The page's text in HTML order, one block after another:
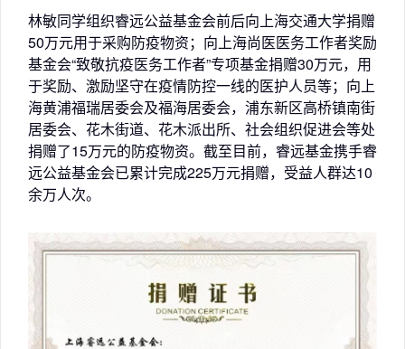
林敏同学组织睿远公益基金会前后向上海交通大学捐赠
50万元用于采购防疫物资；向上海尚医医务工作者奖励
基金会“致敬抗疫医务工作者”专项基金捐赠30万元，用
于奖励、激励坚守在疫情防控一线的医护人员等；向上
海黄浦福瑞居委会及福海居委会，浦东新区高桥镇南街
居委会、花木街道、花木派出所、社会组织促进会等处
捐赠了15万元的防疫物资。截至目前，睿远基金携手睿
远公益基金会已累计完成225万元捐赠，受益人群达10
余万人次。